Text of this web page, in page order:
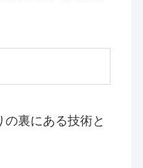
裏にある技術と